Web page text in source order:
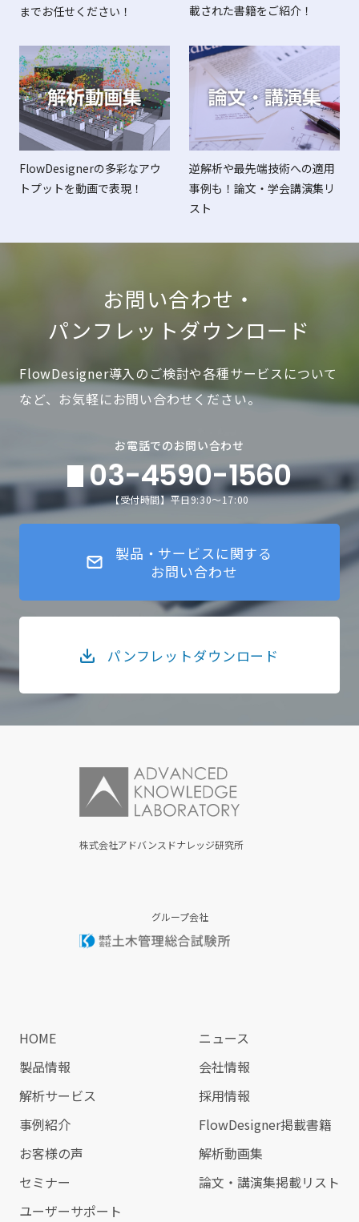
までお任せください！
載された書籍をご紹介！
FlowDesignerの多彩なアウ
トプットを動画で表現！
逆解析や最先端技術への適用
事例も！論文・学会講演集リ
スト
お問い合わせ・
パンフレットダウンロード
FlowDesigner導入のご検討や各種サービスについて
など、お気軽にお問い合わせください。
お電話でのお問い合わせ
03-4590-1560
【受付時間】平日9:30～17:00
製品・サービスに関する
お問い合わせ
パンフレットダウンロード
株式会社アドバンスドナレッジ研究所
グループ会社
HOME
製品情報
解析サービス
事例紹介
お客様の声
セミナー
ユーザーサポート
ニュース
会社情報
採用情報
FlowDesigner掲載書籍
解析動画集
論文・講演集掲載リスト